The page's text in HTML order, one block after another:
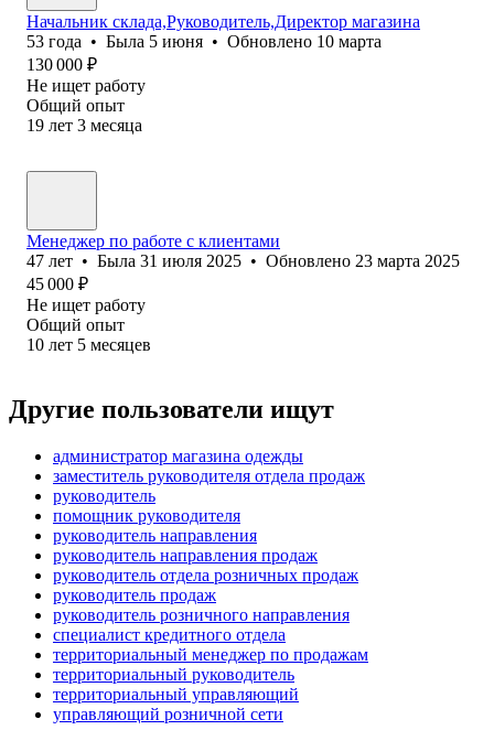
Начальник склада,Руководитель,Директор магазина
53 года • Была 5 июня • Обновлено 10 марта
130 000 ₽
Не ищет работу
Общий опыт
19 лет 3 месяца
Менеджер по работе с клиентами
47 лет • Была 31 июля 2025 • Обновлено 23 марта 2025
45 000 ₽
Не ищет работу
Общий опыт
10 лет 5 месяцев
Другие пользователи ищут
администратор магазина одежды
заместитель руководителя отдела продаж
руководитель
помощник руководителя
руководитель направления
руководитель направления продаж
руководитель отдела розничных продаж
руководитель продаж
руководитель розничного направления
специалист кредитного отдела
территориальный менеджер по продажам
территориальный руководитель
территориальный управляющий
управляющий розничной сети